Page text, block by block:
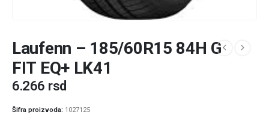
Laufenn – 185/60R15 84H G
FIT EQ+ LK41
6.266 rsd
Šifra proizvoda: 1027125